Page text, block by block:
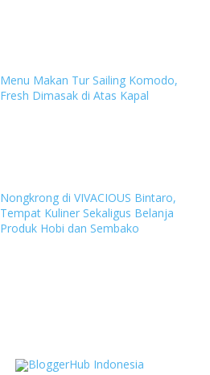
Menu Makan Tur Sailing Komodo,
Fresh Dimasak di Atas Kapal
Nongkrong di VIVACIOUS Bintaro,
Tempat Kuliner Sekaligus Belanja
Produk Hobi dan Sembako